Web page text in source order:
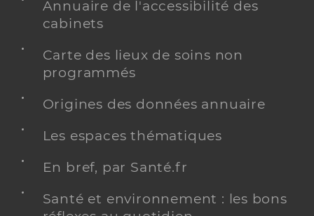
Annuaire de l'accessibilité des
cabinets
Carte des lieux de soins non
programmés
Origines des données annuaire
Les espaces thématiques
En bref, par Santé.fr
Santé et environnement : les bons